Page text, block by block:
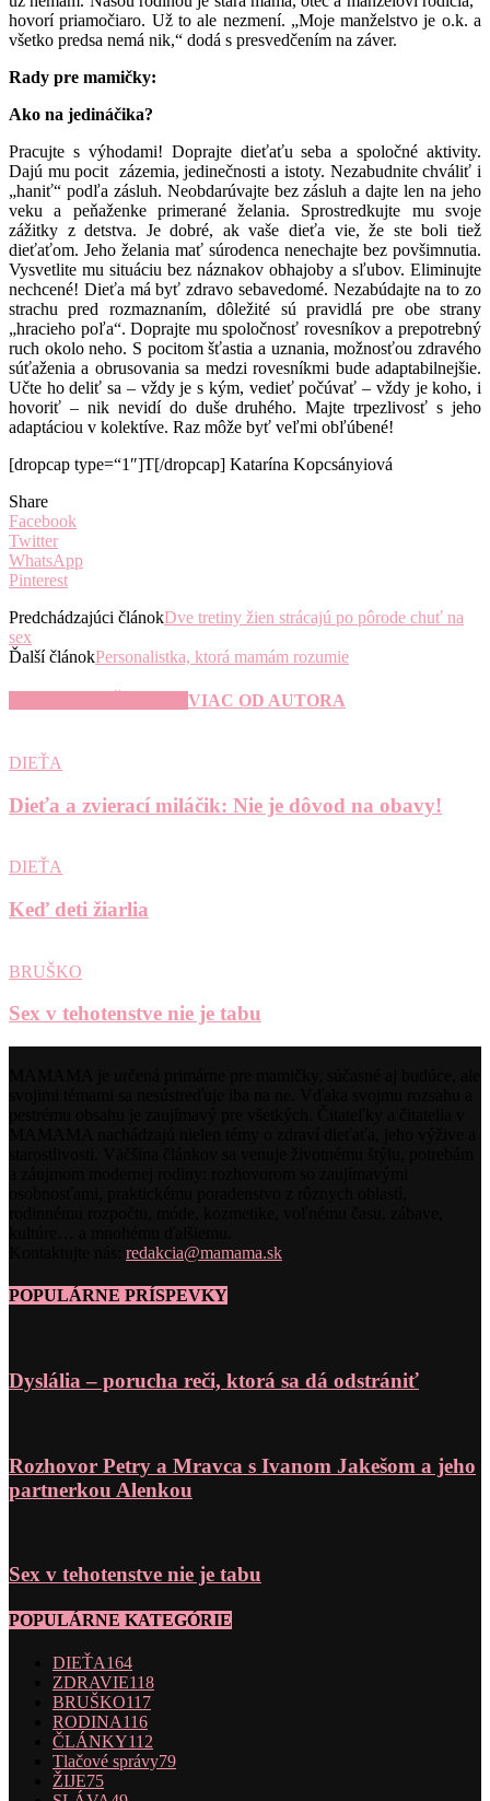
hovorí priamočiaro. Už to ale nezmení. „Moje manželstvo je o.k. a
všetko predsa nemá nik,“ dodá s presvedčením na záver.
Rady pre mamičky:
Ako na jedináčika?
Pracujte s výhodami! Doprajte dieťaťu seba a spoločné aktivity.
Dajú mu pocit zázemia, jedinečnosti a istoty. Nezabudnite chváliť i
„haniť“ podľa zásluh. Neobdarúvajte bez zásluh a dajte len na jeho
veku a peňaženke primerané želania. Sprostredkujte mu svoje
zážitky z detstva. Je dobré, ak vaše dieťa vie, že ste boli tiež
dieťaťom. Jeho želania mať súrodenca nenechajte bez povšimnutia.
Vysvetlite mu situáciu bez náznakov obhajoby a sľubov. Eliminujte
nechcené! Dieťa má byť zdravo sebavedomé. Nezabúdajte na to zo
strachu pred rozmaznaním, dôležité sú pravidlá pre obe strany
„hracieho poľa“. Doprajte mu spoločnosť rovesníkov a prepotrebný
ruch okolo neho. S pocitom šťastia a uznania, možnosťou zdravého
súťaženia a obrusovania sa medzi rovesníkmi bude adaptabilnejšie.
Učte ho deliť sa – vždy je s kým, vedieť počúvať – vždy je koho, i
hovoriť – nik nevidí do duše druhého. Majte trpezlivosť s jeho
adaptáciou v kolektíve. Raz môže byť veľmi obľúbené!
[dropcap type=“1″]T[/dropcap] Katarína Kopcsányiová
Share
Facebook
Twitter
WhatsApp
Pinterest
Predchádzajúci článokDve tretiny žien strácajú po pôrode chuť na
sex
Ďalší článokPersonalistka, ktorá mamám rozumie
VIAC OD AUTORA
DIEŤA
Dieťa a zvierací miláčik: Nie je dôvod na obavy!
DIEŤA
Keď deti žiarlia
BRUŠKO
Sex v tehotenstve nie je tabu
redakcia@mamama.sk
POPULÁRNE PRÍSPEVKY
Dyslália – porucha reči, ktorá sa dá odstrániť
Rozhovor Petry a Mravca s Ivanom Jakešom a jeho
partnerkou Alenkou
Sex v tehotenstve nie je tabu
POPULÁRNE KATEGÓRIE
DIEŤA164
ZDRAVIE118
BRUŠKO117
RODINA116
ČLÁNKY112
Tlačové správy79
ŽIJE75